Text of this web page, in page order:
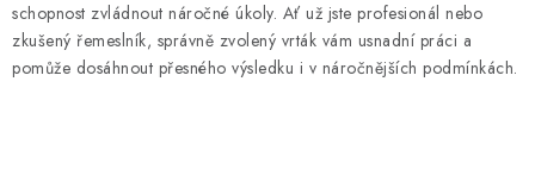
schopnost zvládnout náročné úkoly. Ať už jste profesionál nebo
zkušený řemeslník, správně zvolený vrták vám usnadní práci a
pomůže dosáhnout přesného výsledku i v náročnějších podmínkách.